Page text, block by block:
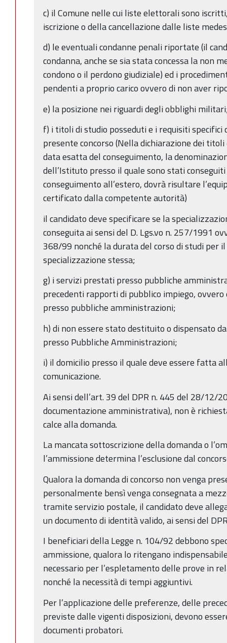
c) il Comune nelle cui liste elettorali sono
iscrizione o della cancellazione dalle liste
d) le eventuali condanne penali riportate (il
condanna, anche se sia stata concessa la non
condono o il perdono giudiziale) ed i
pendenti a proprio carico ovvero di non aver
e) la posizione nei riguardi degli obblighi
f) i titoli di studio posseduti e i requisiti
presente concorso (Nella dichiarazione dei
data esatta del conseguimento, la
dell’Istituto presso il quale sono stati
conseguimento all’estero, dovrà risultare
certificato dalla competente autorità)
il candidato deve specificare se la
conseguita ai sensi del D. Lgs.vo n. 257/1991
368/99 nonché la durata del corso di studi per
specializzazione stessa;
g) i servizi prestati presso pubbliche
precedenti rapporti di pubblico impiego,
presso pubbliche amministrazioni;
h) di non essere stato destituito o dispensato
presso Pubbliche Amministrazioni;
i) il domicilio presso il quale deve essere fatta
comunicazione.
Ai sensi dell’art. 39 del DPR n. 445 del 28/12/
documentazione amministrativa), non è
calce alla domanda.
La mancata sottoscrizione della domanda o
l’ammissione determina l’esclusione dal
Qualora la domanda di concorso non venga
personalmente bensì venga consegnata a
tramite servizio postale, il candidato deve
un documento di identità valido, ai sensi del
I beneficiari della Legge n. 104/92 debbono
ammissione, qualora lo ritengano
necessario per l’espletamento delle prove in
nonché la necessità di tempi aggiuntivi.
Per l’applicazione delle preferenze, delle
previste dalle vigenti disposizioni, devono
documenti probatori.